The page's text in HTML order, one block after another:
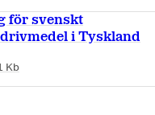
för svenskt
i Tyskland
Kb